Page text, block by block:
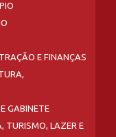
E FINANÇAS
GABINETE
TURISMO, LAZER E